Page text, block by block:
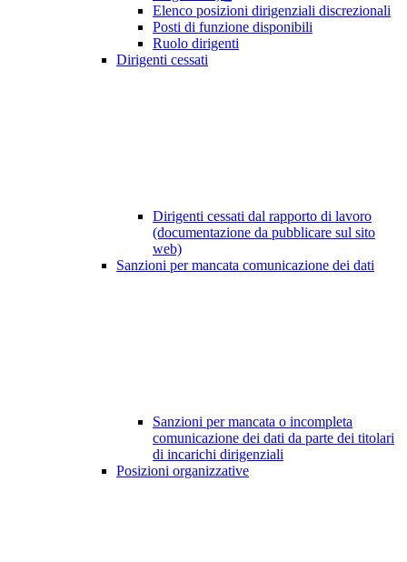
Elenco posizioni dirigenziali discrezionali
Posti di funzione disponibili
Ruolo dirigenti
Dirigenti cessati
Dirigenti cessati dal rapporto di lavoro
(documentazione da pubblicare sul sito
web)
Sanzioni per mancata comunicazione dei dati
Sanzioni per mancata o incompleta
comunicazione dei dati da parte dei titolari
di incarichi dirigenziali
Posizioni organizzative